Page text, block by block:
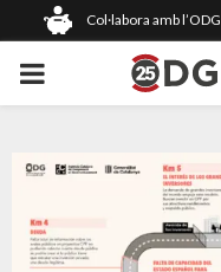
Col·labora amb l’ODG
PRIMARY